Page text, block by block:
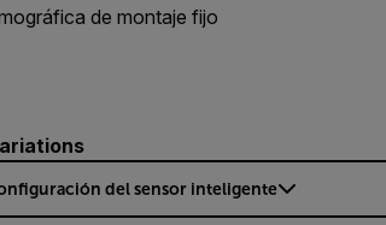
de montaje fijo
del sensor inteligente